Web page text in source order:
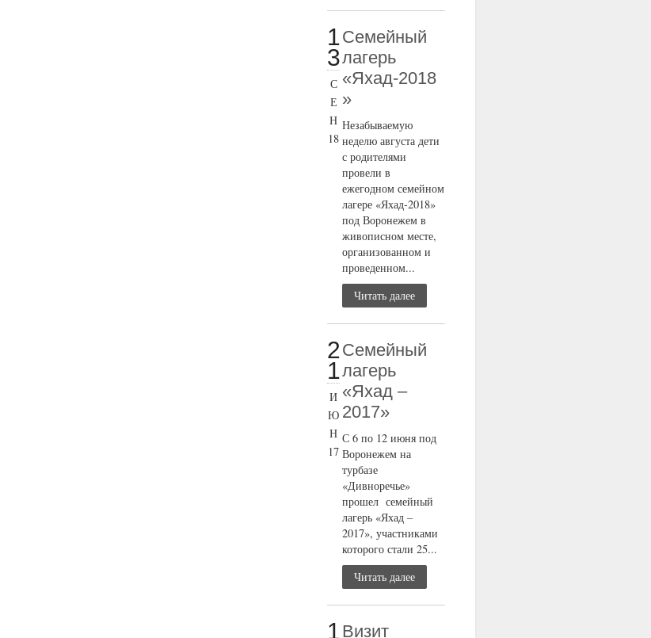
1
3
С
Е
Н
18
Семейный
лагерь
«Яхад-2018
»
Незабываемую
неделю августа дети
с родителями
провели в
ежегодном семейном
лагере «Яхад-2018»
под Воронежем в
живописном месте,
организованном и
проведенном...
Читать далее
2
1
И
Ю
Н
17
Семейный
лагерь
«Яхад –
2017»
С 6 по 12 июня под
Воронежем на
турбазе
«Дивноречье»
прошел семейный
лагерь «Яхад –
2017», участниками
которого стали 25...
Читать далее
1Визит